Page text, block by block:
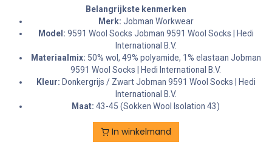
Belangrijkste kenmerken
Merk: Jobman Workwear
Model: 9591 Wool Socks Jobman 9591 Wool Socks | Hedi
International B.V.
Materiaalmix: 50% wol, 49% polyamide, 1% elastaan Jobman
9591 Wool Socks | Hedi International B.V.
Kleur: Donkergrijs / Zwart Jobman 9591 Wool Socks | Hedi
International B.V.
Maat: 43-45 (Sokken Wool Isolation 43)
In winkelmand